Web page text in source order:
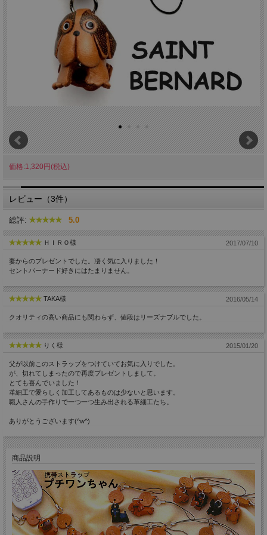
価格:1,320円(税込)
レビュー（3件）
総評: 5.0
ＨＩＲＯ様 2017/07/10
妻からのプレゼントでした。凄く気に入りました！
セントバーナード好きにはたまりません。
TAKA様 2016/05/14
クオリティの高い商品にも関わらず、値段はリーズナブルでした。
りく様 2015/01/20
父が以前このストラップをつけていてお気に入りでした。
が、切れてしまったので再度プレゼントしまして。
とても喜んでいました！
革細工で愛らしく加工してあるものは少ないと思います。
職人さんの手作りで一つ一つ生み出される革細工たち。
ありがとうございます(^w^)
商品説明